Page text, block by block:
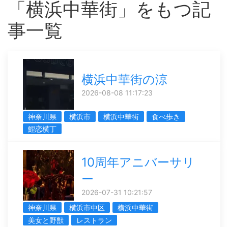
「横浜中華街」をもつ記
事一覧
横浜中華街の涼
2026-08-08 11:17:23
神奈川県 横浜市 横浜中華街
食べ歩き
鯉恋横丁
10周年アニバーサリ
ー
2026-07-31 10:21:57
神奈川県
横浜市中区
横浜中華街
美女と野獣
レストラン